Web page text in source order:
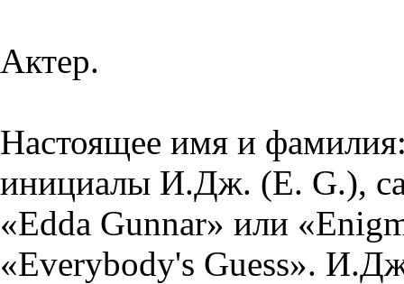
Актер.
Настоящее имя и
инициалы И.Дж. (E. G.),
«Edda Gunnar» или
«Everybody's Guess».